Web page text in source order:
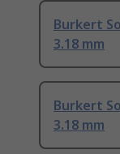
Burkert
3.18 mm
Burkert
3.18 mm